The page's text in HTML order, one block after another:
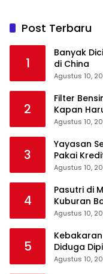
Post Terbaru
1
Banyak
di China
Agustus 10,
2
Filter
Kapan
Agustus 10,
3
Yayasan
Pakai
Padel
Agustus 10,
4
Pasutri di
Kuburan
Agustus 10,
5
Diduga
Agustus 10,